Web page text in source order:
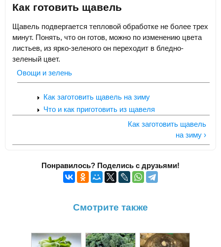
Как готовить щавель
Щавель подвергается тепловой обработке не более трех
минут. Понять, что он готов, можно по изменению цвета
листьев, из ярко-зеленого он переходит в бледно-
зеленый цвет.
Овощи и зелень
Как заготовить щавель на зиму
Что и как приготовить из щавеля
Как заготовить щавель
на зиму ›
Понравилось? Поделись с друзьями!
Смотрите также